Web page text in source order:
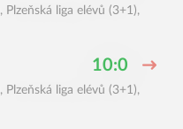
, Plzeňská liga elévů (3+1),
10:0
, Plzeňská liga elévů (3+1),